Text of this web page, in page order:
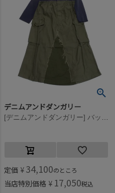
デニムアンドダンガリー
定価 ¥ 34,100のところ
当店特別価格 ¥ 17,050税込